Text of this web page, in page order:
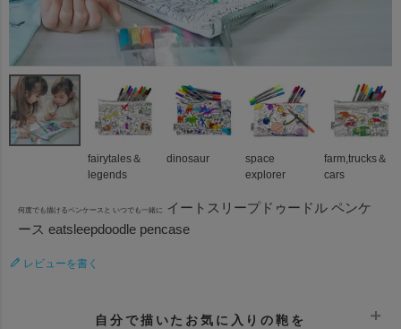
fairytales＆
legends
dinosaur
space
explorer
farm,trucks＆
cars
何度でも描けるペンケースと いつでも一緒に
イートスリープドゥードル ペンケ
ース eatsleepdoodle pencase
レビューを書く
自分で描いたお気に入りの鞄を